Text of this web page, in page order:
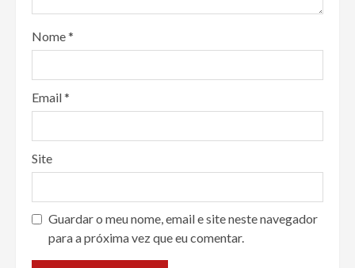
Nome*
Email*
Site
Guardar o meu nome, email e site neste navegador
para a próxima vez que eu comentar.